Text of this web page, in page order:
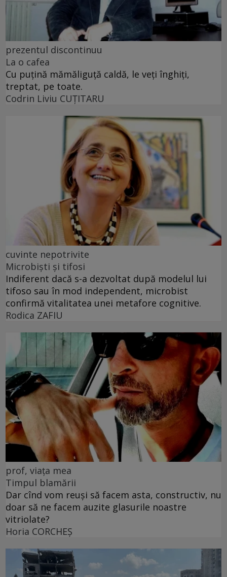
prezentul discontinuu
La o cafea
Cu puţină mămăliguţă caldă, le veţi înghiţi,
treptat, pe toate.
Codrin Liviu CUŢITARU
cuvinte nepotrivite
Microbiști și tifosi
Indiferent dacă s-a dezvoltat după modelul lui
tifoso sau în mod independent, microbist
confirmă vitalitatea unei metafore cognitive.
Rodica ZAFIU
prof, viața mea
Timpul blamării
Dar cînd vom reuși să facem asta, constructiv, nu
doar să ne facem auzite glasurile noastre
vitriolate?
Horia CORCHEŞ